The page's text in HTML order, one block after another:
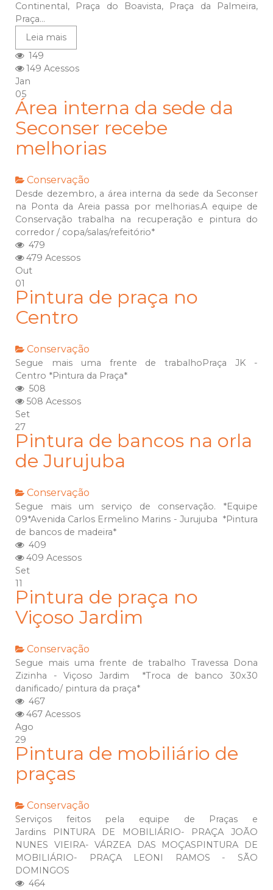
Continental, Praça do Boavista, Praça da Palmeira,
Praça...
Leia mais
149
149 Acessos
Jan
05
Área interna da sede da
Seconser recebe
melhorias
Conservação
Desde dezembro, a área interna da sede da Seconser
na Ponta da Areia passa por melhorias.A equipe de
Conservação trabalha na recuperação e pintura do
corredor / copa/salas/refeitório*
479
479 Acessos
Out
01
Pintura de praça no
Centro
Conservação
Segue mais uma frente de trabalhoPraça JK -
Centro *Pintura da Praça*
508
508 Acessos
Set
27
Pintura de bancos na orla
de Jurujuba
Conservação
Segue mais um serviço de conservação. *Equipe
09*Avenida Carlos Ermelino Marins - Jurujuba *Pintura
de bancos de madeira*
409
409 Acessos
Set
11
Pintura de praça no
Viçoso Jardim
Conservação
Segue mais uma frente de trabalho Travessa Dona
Zizinha - Viçoso Jardim *Troca de banco 30x30
danificado/ pintura da praça*
467
467 Acessos
Ago
29
Pintura de mobiliário de
praças
Conservação
Serviços feitos pela equipe de Praças e
Jardins PINTURA DE MOBILIÁRIO- PRAÇA JOÃO
NUNES VIEIRA- VÁRZEA DAS MOÇASPINTURA DE
MOBILIÁRIO- PRAÇA LEONI RAMOS - SÃO
DOMINGOS
464